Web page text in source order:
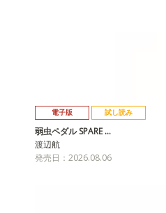
電子版 試し読み
弱虫ペダル SPARE …
渡辺航
発売日：2026.08.06